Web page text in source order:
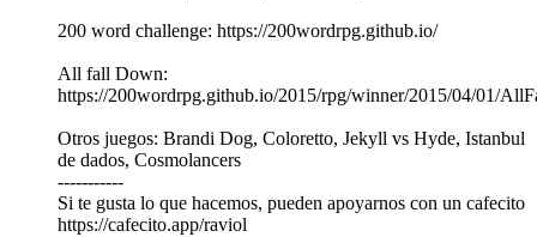
200 word challenge: https://200wordrpg.github.io/
All fall Down:
https://200wordrpg.github.io/2015/rpg/winner/2015/04/01/
Otros juegos: Brandi Dog, Coloretto, Jekyll vs Hyde, Istanbul
de dados, Cosmolancers
-----------
Si te gusta lo que hacemos, pueden apoyarnos con un cafecito
https://cafecito.app/raviol